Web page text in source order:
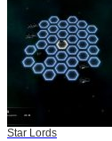
Star Lords